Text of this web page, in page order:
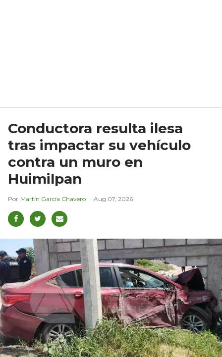
Conductora resulta ilesa
tras impactar su vehículo
contra un muro en
Huimilpan
Martín García Chavero Aug 07, 2026